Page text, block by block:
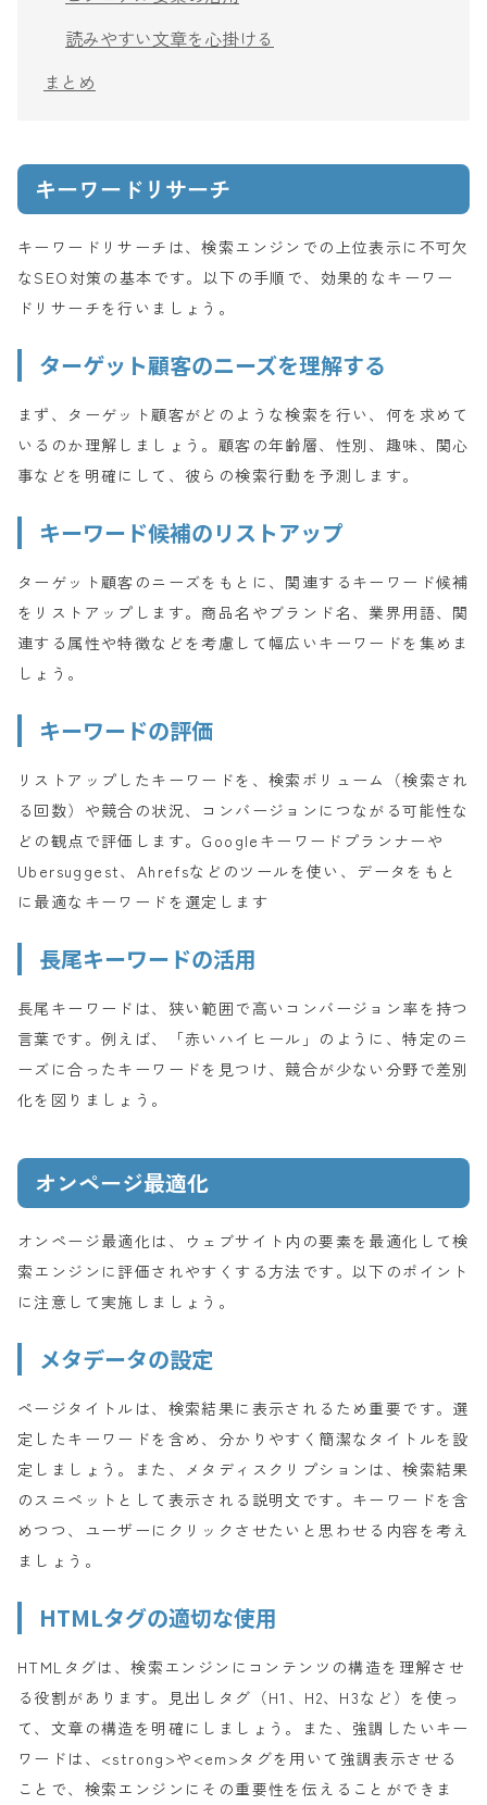
読みやすい文章を心掛ける
まとめ
キーワードリサーチ
キーワードリサーチは、検索エンジンでの上位表示に不可欠
なSEO対策の基本です。以下の手順で、効果的なキーワー
ドリサーチを行いましょう。
ターゲット顧客のニーズを理解する
まず、ターゲット顧客がどのような検索を行い、何を求めて
いるのか理解しましょう。顧客の年齢層、性別、趣味、関心
事などを明確にして、彼らの検索行動を予測します。
キーワード候補のリストアップ
ターゲット顧客のニーズをもとに、関連するキーワード候補
をリストアップします。商品名やブランド名、業界用語、関
連する属性や特徴などを考慮して幅広いキーワードを集めま
しょう。
キーワードの評価
リストアップしたキーワードを、検索ボリューム（検索され
る回数）や競合の状況、コンバージョンにつながる可能性な
どの観点で評価します。Googleキーワードプランナーや
Ubersuggest、Ahrefsなどのツールを使い、データをもと
に最適なキーワードを選定します
長尾キーワードの活用
長尾キーワードは、狭い範囲で高いコンバージョン率を持つ
言葉です。例えば、「赤いハイヒール」のように、特定のニ
ーズに合ったキーワードを見つけ、競合が少ない分野で差別
化を図りましょう。
オンページ最適化
オンページ最適化は、ウェブサイト内の要素を最適化して検
索エンジンに評価されやすくする方法です。以下のポイント
に注意して実施しましょう。
メタデータの設定
ページタイトルは、検索結果に表示されるため重要です。選
定したキーワードを含め、分かりやすく簡潔なタイトルを設
定しましょう。また、メタディスクリプションは、検索結果
のスニペットとして表示される説明文です。キーワードを含
めつつ、ユーザーにクリックさせたいと思わせる内容を考え
ましょう。
HTMLタグの適切な使用
HTMLタグは、検索エンジンにコンテンツの構造を理解させ
る役割があります。見出しタグ（H1、H2、H3など）を使っ
て、文章の構造を明確にしましょう。また、強調したいキー
ワードは、<strong>や<em>タグを用いて強調表示させる
ことで、検索エンジンにその重要性を伝えることができま